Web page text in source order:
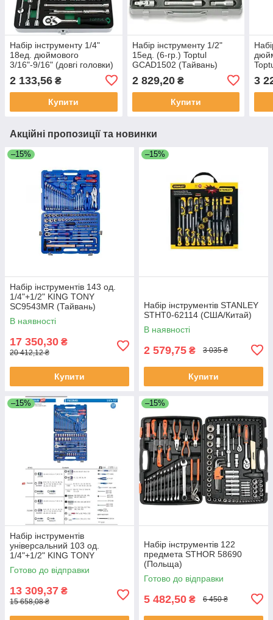
Набір інструменту 1/4"
18ед. дюймового
3/16"-9/16" (довгі головки)
(Тайвань)
2 133,56 ₴
Купити
Набір інструменту 1/2"
15ед. (6-гр.) Toptul
GCAD1502 (Тайвань)
2 829,20₴
Купити
3
Акційні пропозиції та новинки
–15%
Набір інструментів 143 од.
1/4"+1/2" KING TONY
SC9543MR (Тайвань)
В наявності
17 350,30 ₴
20 412,12 ₴
Купити
–15%
Набір інструментів STANLEY
STHT0-62114 (США/Китай)
В наявності
2 579,75 ₴ 3 035 ₴
Купити
–15%
Набір інструментів
універсальний 103 од.
1/4"+1/2" KING TONY
7503MR (Тайвань)
Готово до відправки
13 309,37 ₴
15 658,08 ₴
–15%
Набір інструментів 122
предмета STHOR 58690
(Польща)
Готово до відправки
5 482,50 ₴ 6 450 ₴